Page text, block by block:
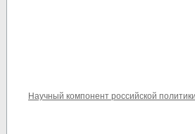
Научный компонент российской